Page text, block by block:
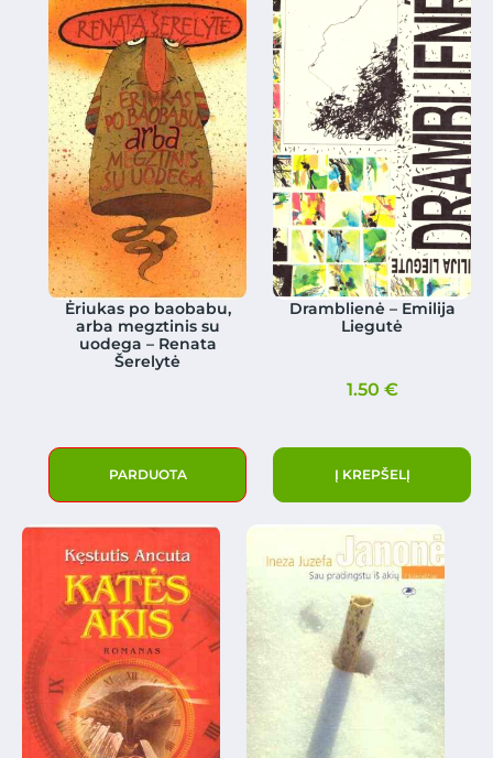
Ėriukas po baobabu,
arba megztinis su
uodega – Renata
Šerelytė
PARDUOTA
Dramblienė – Emilija
Liegutė
1.50 €
Į KREPŠELĮ